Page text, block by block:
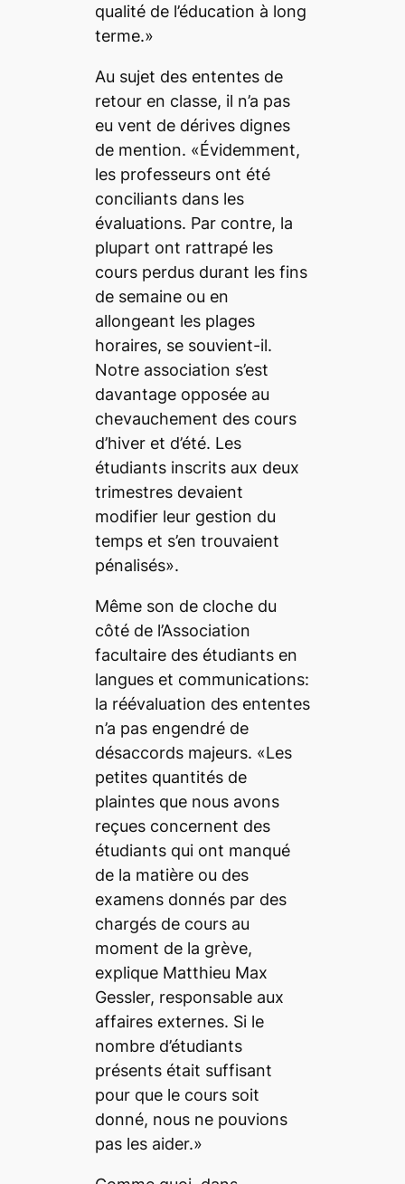
qualité de l’éducation à long
terme.»
Au sujet des ententes de
retour en classe, il n’a pas
eu vent de dérives dignes
de mention. «Évidemment,
les professeurs ont été
conciliants dans les
évaluations. Par contre, la
plupart ont rattrapé les
cours perdus durant les fins
de semaine ou en
allongeant les plages
horaires, se souvient-il.
Notre association s’est
davantage opposée au
chevauchement des cours
d’hiver et d’été. Les
étudiants inscrits aux deux
trimestres devaient
modifier leur gestion du
temps et s’en trouvaient
pénalisés».
Même son de cloche du
côté de l’Association
facultaire des étudiants en
langues et communications:
la réévaluation des ententes
n’a pas engendré de
désaccords majeurs. «Les
petites quantités de
plaintes que nous avons
reçues concernent des
étudiants qui ont manqué
de la matière ou des
examens donnés par des
chargés de cours au
moment de la grève,
explique Matthieu Max
Gessler, responsable aux
affaires externes. Si le
nombre d’étudiants
présents était suffisant
pour que le cours soit
donné, nous ne pouvions
pas les aider.»